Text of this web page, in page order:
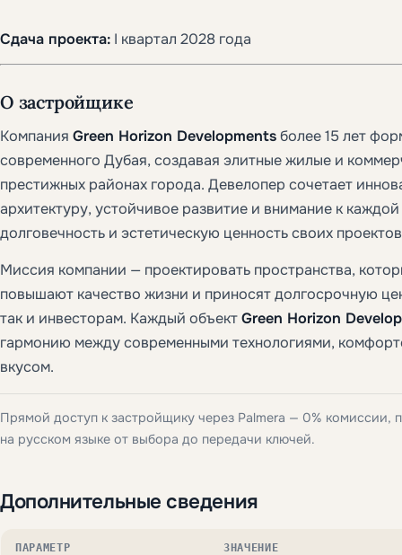
Сдача проекта: I квартал 2028 года
О застройщике
Компания Green Horizon Developmentsболее 15 лет
современного Дубая, создавая элитные жилые и
престижных районах города. Девелопер сочетает
архитектуру, устойчивое развитие и внимание к
долговечность и эстетическую ценность своих
Миссия компании — проектировать пространства,
повышают качество жизни и приносят долгосрочную
так и инвесторам. Каждый объектGreen Horizon
гармонию между современными технологиями,
вкусом.
Прямой доступ к застройщику через Palmera — 0% комиссии,
на русском языке от выбора до передачи ключей.
Дополнительные сведения
ПАРАМЕТР ЗНАЧЕНИЕ